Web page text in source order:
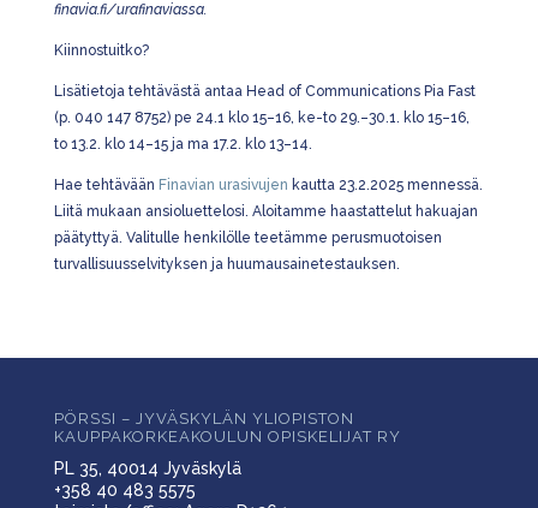
finavia.fi/urafinaviassa.
Kiinnostuitko?
Lisätietoja tehtävästä antaa Head of Communications Pia Fast
(p. 040 147 8752) pe 24.1 klo 15–16, ke-to 29.–30.1. klo 15–16,
to 13.2. klo 14–15 ja ma 17.2. klo 13–14.
Hae tehtävään Finavian urasivujen kautta 23.2.2025 mennessä.
Liitä mukaan ansioluettelosi. Aloitamme haastattelut hakuajan
päätyttyä. Valitulle henkilölle teetämme perusmuotoisen
turvallisuusselvityksen ja huumausainetestauksen.
PÖRSSI – JYVÄSKYLÄN YLIOPISTON
KAUPPAKORKEAKOULUN OPISKELIJAT RY
PL 35, 40014 Jyväskylä
+358 40 483 5575